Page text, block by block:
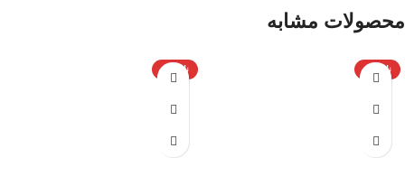
محصولات مشابه
ناموجود ناموجود